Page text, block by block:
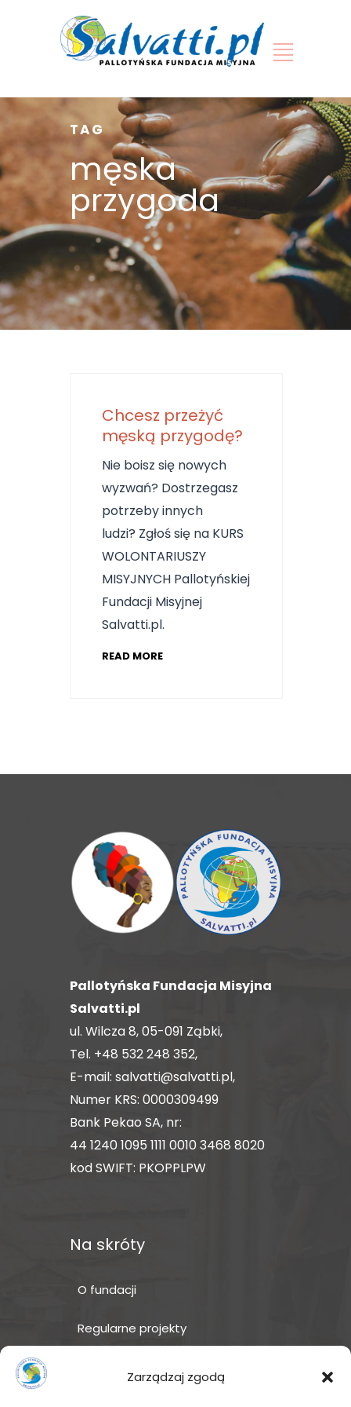
Zarządzaj zgodą
TAG
męska
przygoda
Chcesz przeżyć
męską przygodę?
Nie boisz się nowych
wyzwań? Dostrzegasz
potrzeby innych
ludzi? Zgłoś się na KURS
WOLONTARIUSZY
MISYJNYCH Pallotyńskiej
Fundacji Misyjnej
Salvatti.pl.
READ MORE
Pallotyńska Fundacja Misyjna
Salvatti.pl
ul. Wilcza 8, 05-091 Ząbki,
Tel. +48 532 248 352,
E-mail: salvatti@salvatti.pl,
Numer KRS: 0000309499
Bank Pekao SA, nr:
44 1240 1095 1111 0010 3468 8020
kod SWIFT: PKOPPLPW
Na skróty
O fundacji
Regularne projekty